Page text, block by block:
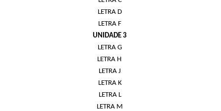
LETRA D
LETRA F
UNIDADE 3
LETRA G
LETRA H
LETRA J
LETRA K
LETRA L
LETRA M